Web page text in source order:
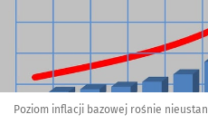
Poziom inflacji bazowej rośnie